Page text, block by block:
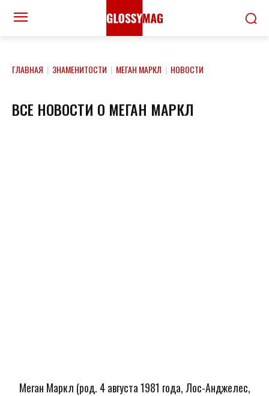
ГЛАВНАЯ | ЗНАМЕНИТОСТИ | МЕГАН МАРКЛ | НОВОСТИ
ВСЕ НОВОСТИ О МЕГАН МАРКЛ
Меган Маркл (род. 4 августа 1981 года, Лос-Анджелес,